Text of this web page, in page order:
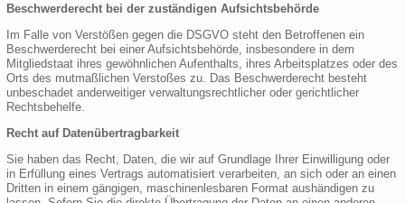
Beschwerderecht bei der zuständigen Aufsichtsbehörde
Im Falle von Verstößen gegen die DSGVO steht den Betroffenen ein
Beschwerderecht bei einer Aufsichtsbehörde, insbesondere in dem
Mitgliedstaat ihres gewöhnlichen Aufenthalts, ihres Arbeitsplatzes oder des
Orts des mutmaßlichen Verstoßes zu. Das Beschwerderecht besteht
unbeschadet anderweitiger verwaltungsrechtlicher oder gerichtlicher
Rechtsbehelfe.
Recht auf Datenübertragbarkeit
Sie haben das Recht, Daten, die wir auf Grundlage Ihrer Einwilligung oder
in Erfüllung eines Vertrags automatisiert verarbeiten, an sich oder an einen
Dritten in einem gängigen, maschinenlesbaren Format aushändigen zu